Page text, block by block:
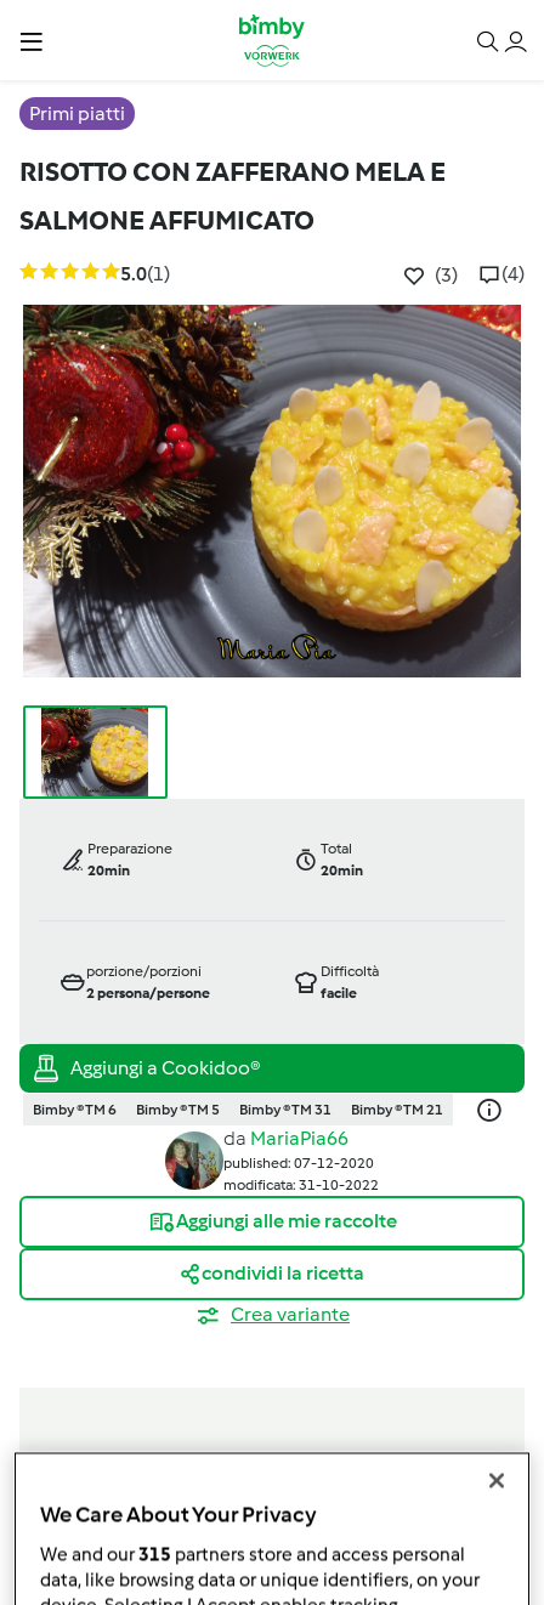
Primi piatti
RISOTTO CON ZAFFERANO MELA E
SALMONE AFFUMICATO
5.0(1) (3) (4)
Preparazione
20min
Total
20min
porzione/porzioni
2persona/persone
Difficoltà
facile
Bimby ® TM 6 Bimby ® TM 5 Bimby ® TM 31 Bimby ® TM 21
da MariaPia66
published: 07-12-2020
modificata: 31-10-2022
Aggiungi alle mie raccolte
condividi la ricetta
Crea variante
100g salmone affumicato,a listarelle
We Care About Your Privacy
We and our315 partners store and access personal
data, like browsing data or unique identifiers, on your